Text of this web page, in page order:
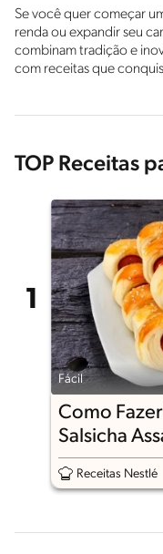
Se você quer começar
renda ou expandir seu
combinam tradição e
com receitas que
TOP Receitas
Fácil
Como
Salsicha
Receitas Nestlé